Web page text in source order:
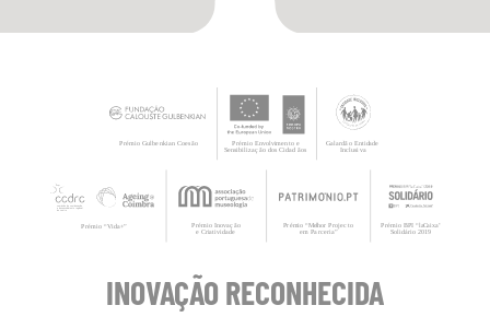
INOVAÇÃO RECONHECIDA